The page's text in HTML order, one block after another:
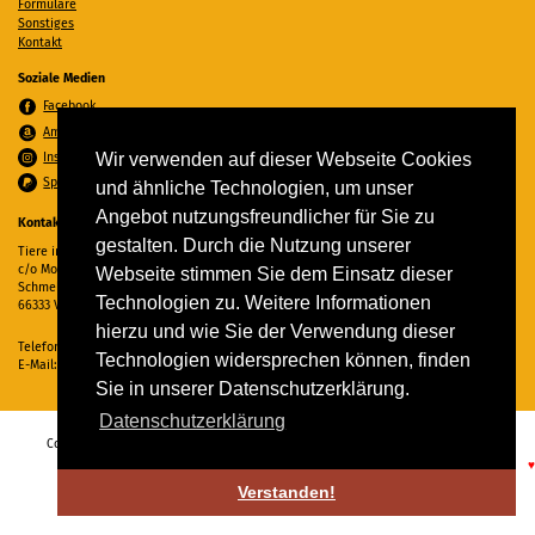
Wir verwenden auf dieser Webseite Cookies
und ähnliche Technologien, um unser
Angebot nutzungsfreundlicher für Sie zu
gestalten. Durch die Nutzung unserer
Webseite stimmen Sie dem Einsatz dieser
Technologien zu. Weitere Informationen
hierzu und wie Sie der Verwendung dieser
Technologien widersprechen können, finden
Sie in unserer Datenschutzerklärung.
Datenschutzerklärung
Verstanden!
Formulare
Sonstiges
Kontakt
Soziale Medien
Facebook
Amazon Wunschzettel
Instagram
Spenden per PayPal
Kontakt
Tiere in Not Saar e.V.
c/o Monika Ewen
Schmelzer Straße 22
66333 Völklingen
Telefon:
E-Mail:
info@tiere-in-not-saar.de
Copyright © 2026 Tiere in Not Saar e.V. Alle Rechte vorbehalten. -
♥